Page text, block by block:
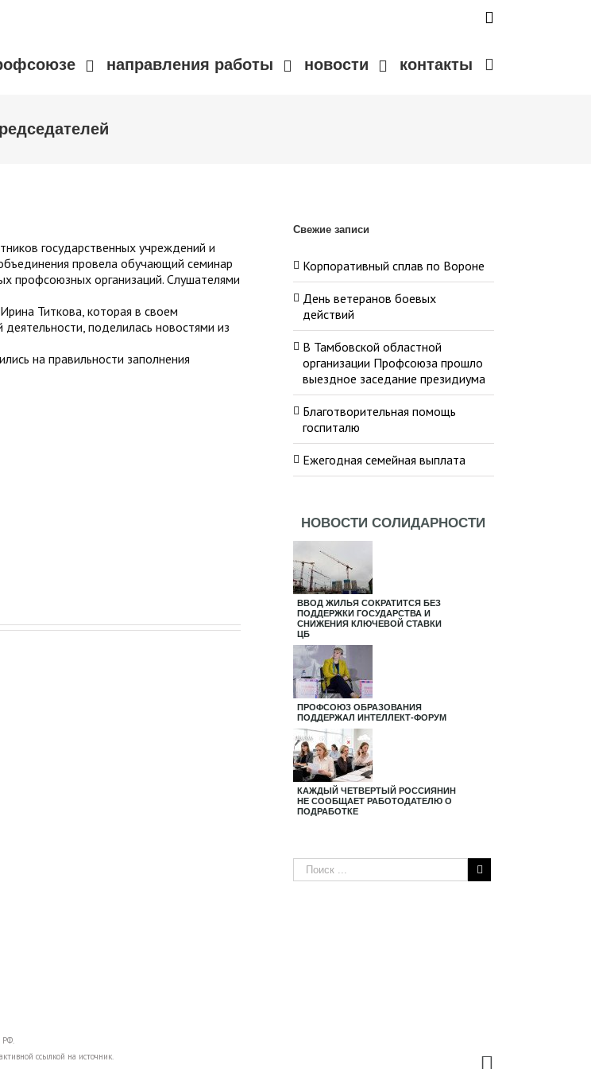
направления работы новости контакты
государственных учреждений и
провела обучающий семинар
профсоюзных организаций. Слушателями
Титкова, которая в своем
поделилась новостями из
на правильности заполнения
Свежие записи
Корпоративный сплав по Вороне
День ветеранов боевых
действий
В Тамбовской областной
организации Профсоюза прошло
выездное заседание президиума
Благотворительная помощь
госпиталю
Ежегодная семейная выплата
НОВОСТИ СОЛИДАРНОСТИ
ВВОД ЖИЛЬЯ СОКРАТИТСЯ БЕЗ
ПОДДЕРЖКИ ГОСУДАРСТВА И
СНИЖЕНИЯ КЛЮЧЕВОЙ СТАВКИ
ЦБ
ПРОФСОЮЗ ОБРАЗОВАНИЯ
ПОДДЕРЖАЛ ИНТЕЛЛЕКТ-ФОРУМ
КАЖДЫЙ ЧЕТВЕРТЫЙ РОССИЯНИН
НЕ СООБЩАЕТ РАБОТОДАТЕЛЮ О
ПОДРАБОТКЕ
РФ.
ссылкой на источник.